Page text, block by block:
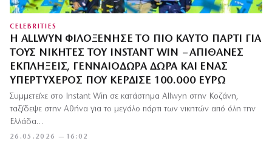
CELEBRITIES
Η ALLWYN ΦΙΛΟΞΈΝΗΣΕ ΤΟ ΠΙΟ ΚΑΥΤΌ ΠΆΡΤΙ ΓΙΑ
ΤΟΥΣ ΝΙΚΗΤΈΣ ΤΟΥ INSTANT WIN – ΑΠΊΘΑΝΕΣ
ΕΚΠΛΉΞΕΙΣ, ΓΕΝΝΑΙΌΔΩΡΑ ΔΏΡΑ ΚΑΙ ΈΝΑΣ
ΥΠΕΡΤΥΧΕΡΌΣ ΠΟΥ ΚΈΡΔΙΣΕ 100.000 ΕΥΡΏ
26.05.2026 — 16:02
Συμμετείχε στο Instant Win σε κατάστημα Allwyn στην Κοζάνη,
ταξίδεψε στην Αθήνα για το μεγάλο πάρτι των νικητών από όλη την
Ελλάδα…